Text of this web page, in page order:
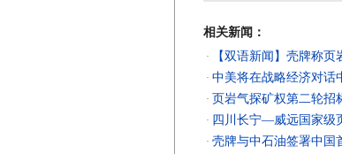
相关新闻：
· 【双语新闻】壳牌称
· 中美将在战略经济对话
· 页岩气探矿权第二轮招
· 四川长宁—威远国家级
· 壳牌与中石油签署中国